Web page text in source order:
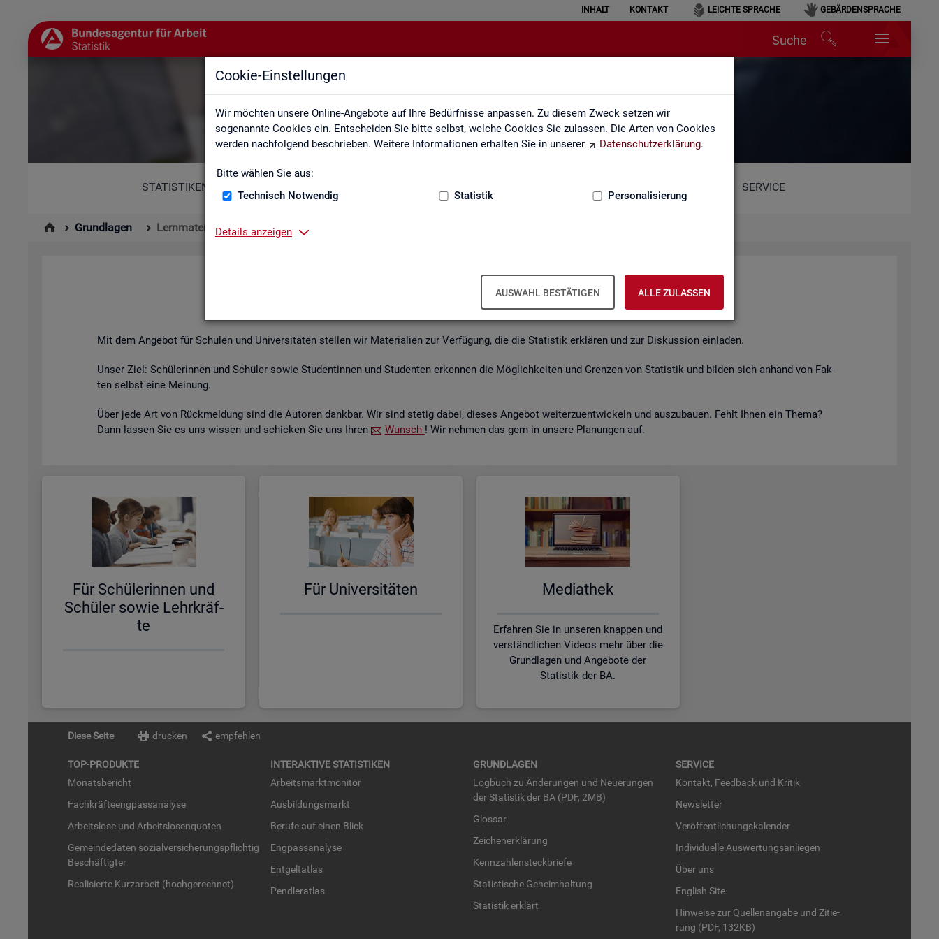
Cookie-Einstellungen
Wir möchten unsere Online-Angebote auf Ihre Bedürfnisse anpassen. Zu diesem Zweck setzen wir
sogenannte Cookies ein. Entscheiden Sie bitte selbst, welche Cookies Sie zulassen. Die Arten von Cookies
werden nachfolgend beschrieben. Weitere Informationen erhalten Sie in unserer
Datenschutzerklärung.
Bitte wählen Sie aus:
Technisch Notwendig
Statistik Personalisierung
Details anzeigen
AUSWAHL BESTÄTIGEN ALLE ZULASSEN
INHALT KONTAKT LEICHTE SPRACHE GEBÄRDENSPRACHE
Suche
Lernmaterialien
STATISTIKEN SERVICE
Grundlagen Lernmaterialien
Lern­ma­te­ria­li­en
An­ge­bo­te für Schu­len und Uni­ver­si­tä­ten
Mit dem An­ge­bot für Schu­len und Uni­ver­si­tä­ten stel­len wir Ma­te­ria­li­en zur Ver­fü­gung, die die Sta­tis­tik er­klä­ren und zur Dis­kus­si­on ein­la­den.
Unser Ziel: Schü­le­rin­nen und Schü­ler sowie Stu­den­tin­nen und Stu­den­ten er­ken­nen die Mög­lich­kei­ten und Gren­zen von Sta­tis­tik und bil­den sich an­hand von Fak­
ten selbst eine Mei­nung.
Über jede Art von Rück­mel­dung sind die Au­to­ren dank­bar. Wir sind ste­tig dabei, die­ses An­ge­bot wei­ter­zu­ent­wi­ckeln und aus­zu­bau­en. Fehlt Ihnen ein Thema?
Dann las­sen Sie es uns wis­sen und schi­cken Sie uns Ihren
Wunsch ! Wir neh­men das gern in un­se­re Pla­nun­gen auf.
Für Schü­le­rin­nen und
Schü­ler sowie Lehr­kräf­
te
Für Uni­ver­si­tä­ten Me­dia­thek
Erfahren Sie in unseren knappen und
verständlichen Videos mehr über die
Grundlagen und Angebote der
Statistik der BA.
Diese Seite drucken empfehlen
TOP-PRO­DUK­TE
Mo­nats­be­richt
Fach­kräf­te­eng­pass­ana­ly­se
Ar­beits­lo­se und Ar­beits­lo­sen­quo­ten
Ge­mein­de­da­ten so­zi­al­ver­si­che­rungs­pflich­tig
Be­schäf­tig­ter
Rea­li­sier­te Kurz­ar­beit (hoch­ge­rech­net)
IN­TER­AK­TI­VE STA­TIS­TI­KEN
Ar­beits­markt­mo­ni­tor
Aus­bil­dungs­markt
Be­ru­fe auf einen Blick
Eng­pass­ana­ly­se
Ent­gel­t­at­las
Pend­ler­at­las
GRUND­LA­GEN
Log­buch zu Än­de­run­gen und Neue­run­gen
der Sta­tis­tik der BA (PDF, 2MB)
Glos­sar
Zei­chen­er­klä­rung
Kenn­zah­len­steck­brie­fe
Sta­tis­ti­sche Ge­heim­hal­tung
Sta­tis­tik er­klärt
SER­VICE
Kon­takt, Feed­back und Kri­tik
News­let­ter
Ver­öf­fent­li­chungs­ka­len­der
In­di­vi­du­el­le Aus­wer­tungs­an­lie­gen
Über uns
English Site
Hin­wei­se zur Quel­len­an­ga­be und Zi­tie­
rung (PDF, 132KB)